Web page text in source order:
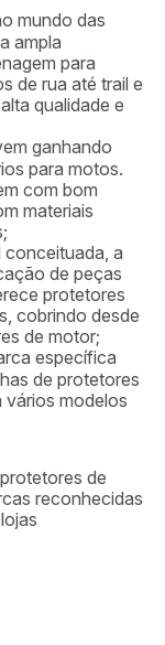
mundo das
ampla
para
de rua até trail e
qualidade e
ganhando
para motos.
com bom
materiais
a
de peças
protetores
cobrindo desde
de motor;
específica
de protetores
vários modelos
de
reconhecidas